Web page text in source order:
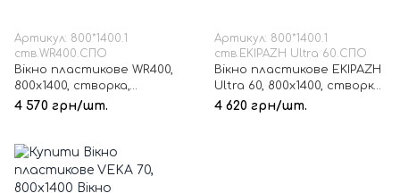
Артикул: 800*1400.1
ств.WR400.СПО
Вікно пластикове WR400,
800х1400, створка,
склопакет 1-но камерний
4 570 грн/шт.
Артикул: 800*1400.1
ств.EKIPAZH Ultra 60.СПО
Вікно пластикове EKIPAZH
Ultra 60, 800х1400, створка,
склопакет 1-но камерний
4 620 грн/шт.